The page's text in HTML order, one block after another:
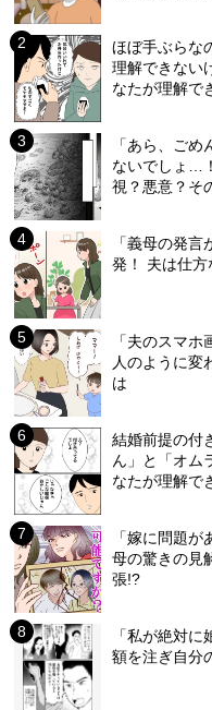
ほぼ手ぶらな
理解できない
なたが理解で
「あら、ご
ないでしょ…
視？悪意？そ
「義母の発
発！ 夫は仕方
「夫のスマ
人のように変
は
結婚前提の付
ん」と「オム
なたが理解で
「嫁に問題
母の驚きの見
張!?
「私が絶対
額を注ぎ自分